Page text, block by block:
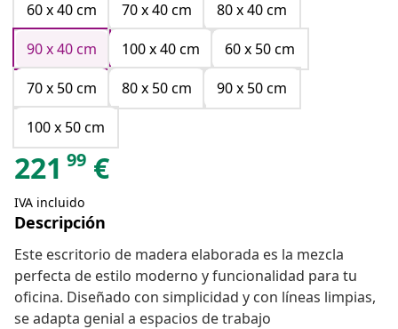
60 x 40 cm
70 x 40 cm
80 x 40 cm
90 x 40 cm
100 x 40 cm
60 x 50 cm
70 x 50 cm
80 x 50 cm
90 x 50 cm
100 x 50 cm
221 99 €
IVA incluido
Descripción
Este escritorio de madera elaborada es la mezcla
perfecta de estilo moderno y funcionalidad para tu
oficina. Diseñado con simplicidad y con líneas limpias,
se adapta genial a espacios de trabajo